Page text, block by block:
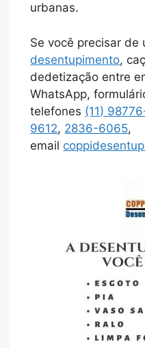
urbanas.
Se você precisar de
desentupimento,
dedetização entre
WhatsApp,
telefones (11)
9612, 2836-6065,
email